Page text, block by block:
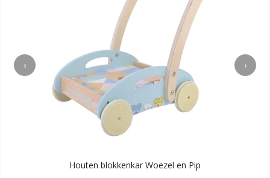
‹ ›
Houten blokkenkar Woezel en Pip